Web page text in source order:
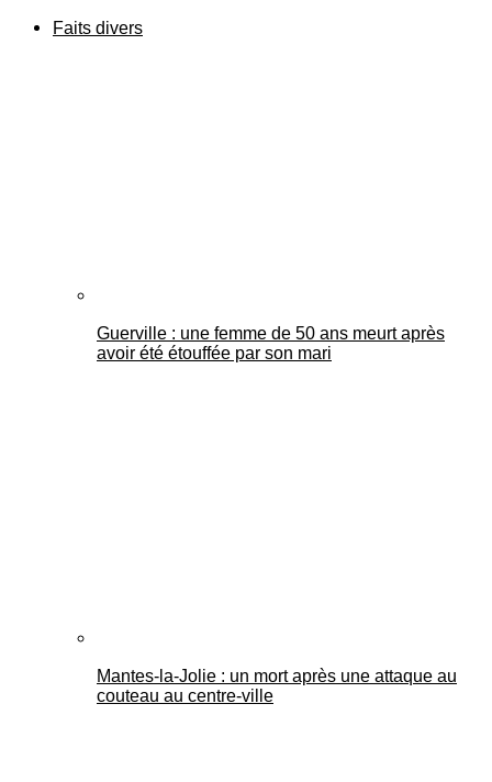
Faits divers
Guerville : une femme de 50 ans meurt après
avoir été étouffée par son mari
Mantes-la-Jolie : un mort après une attaque au
couteau au centre-ville